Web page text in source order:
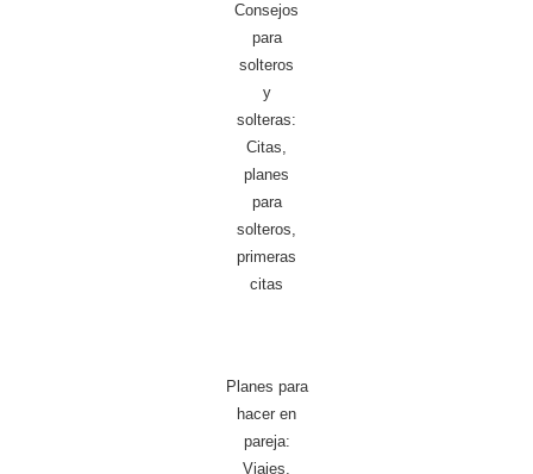
Consejos
para
solteros
y
solteras:
Citas,
planes
para
solteros,
primeras
citas
Planes para
hacer en
pareja:
Viajes,